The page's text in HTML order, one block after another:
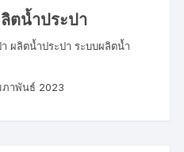
ตน้ำประปา
ผลิตน้ำประปา ระบบผลิตน้ำ
ภาพันธ์ 2023